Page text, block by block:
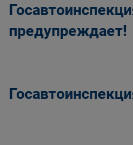
предупреждает!